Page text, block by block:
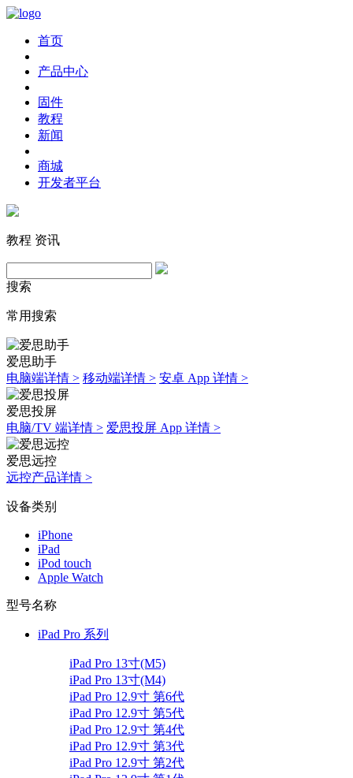
首页
产品中心
固件
教程
新闻
商城
开发者平台
教程 资讯
搜索
常用搜索
爱思助手
电脑端详情 > 移动端详情 > 安卓 App 详情 >
爱思投屏
电脑/TV 端详情 > 爱思投屏 App 详情 >
爱思远控
远控产品详情 >
设备类别
iPhone
iPad
iPod touch
Apple Watch
型号名称
iPad Pro 系列
iPad Pro 13寸(M5)
iPad Pro 13寸(M4)
iPad Pro 12.9寸 第6代
iPad Pro 12.9寸 第5代
iPad Pro 12.9寸 第4代
iPad Pro 12.9寸 第3代
iPad Pro 12.9寸 第2代